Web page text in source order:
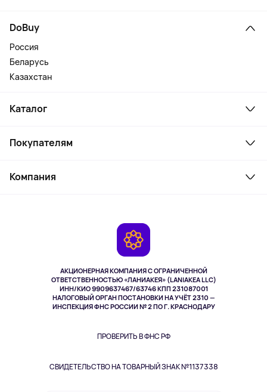
АКЦИОНЕРНАЯ КОМПАНИЯ С ОГРАНИЧЕННОЙ
ОТВЕТСТВЕННОСТЬЮ «ЛАНИАКЕЯ» (LANIAKEA LLC)
ИНН/КИО 9909637467/63746 КПП 231087001
НАЛОГОВЫЙ ОРГАН ПОСТАНОВКИ НА УЧЁТ 2310 —
ИНСПЕКЦИЯ ФНС РОССИИ № 2 ПО Г. КРАСНОДАРУ
ПРОВЕРИТЬ В ФНС РФ
СВИДЕТЕЛЬСТВО НА ТОВАРНЫЙ ЗНАК №1137338
DoBuy
Россия
Беларусь
Казахстан
Каталог
Ноутбуки, мониторы, VR
Косметика и уход
Здоровье питомцев
Одежда и аксессуары
Покупателям
Как заказать
Компания